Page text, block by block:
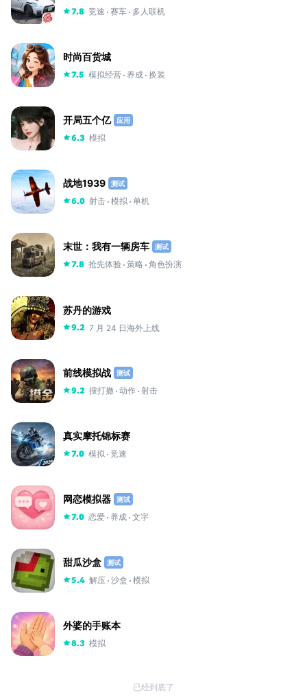
7.8 竞速 赛车 多人联机
时尚百货城
7.5 模拟经营 养成 换装
开局五个亿 应用
6.3 模拟
战地1939 测试
6.0 射击 模拟 单机
末世：我有一辆房车 测试
7.8 抢先体验 策略 角色扮演
苏丹的游戏
9.2 7 月 24 日海外上线
前线模拟战 测试
9.2 搜打撤 动作 射击
真实摩托锦标赛
7.0 模拟 竞速
网恋模拟器 测试
7.0 恋爱 养成 文字
甜瓜沙盒 测试
5.4 解压 沙盒 模拟
外婆的手账本
8.3 模拟
已经到底了